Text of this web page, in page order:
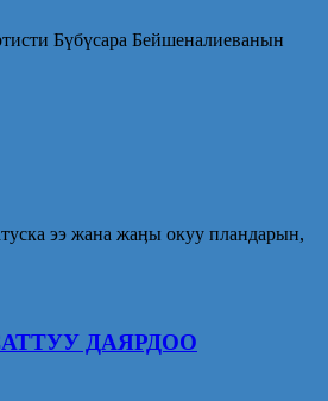
Бүбүсара Бейшеналиеванын
ээ жана жаӊы окуу пландарын,
ДАЯРДОО